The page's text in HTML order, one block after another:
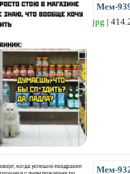
Мем-
jpg |
Мем-